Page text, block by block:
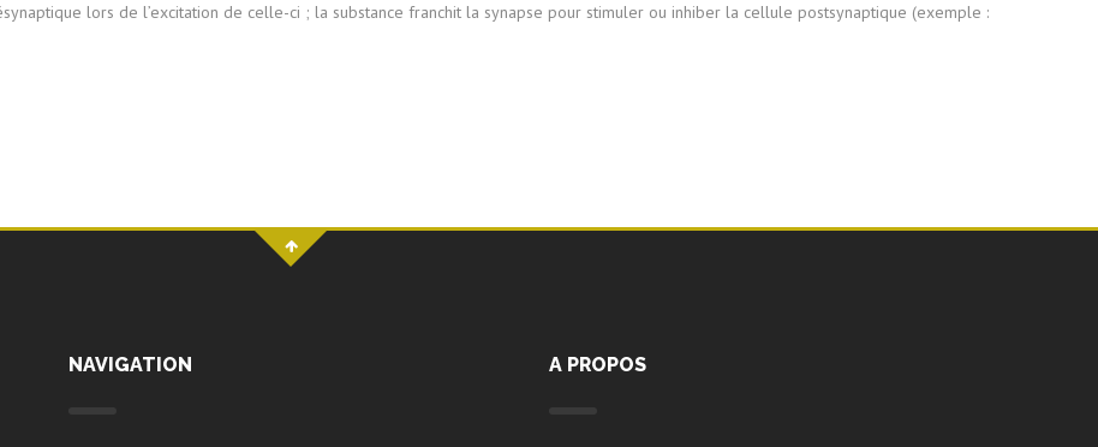
lors de l’excitation de celle-ci ; la substance franchit la synapse pour stimuler ou inhiber la cellule postsynaptique (exemple :
NAVIGATION A PROPOS